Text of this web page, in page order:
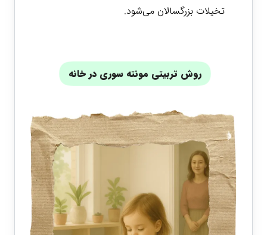
تخیلات بزرگسالان می‌شود.
روش تربیتی مونته سوری در خانه